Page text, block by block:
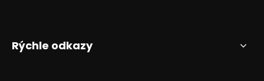
Rýchle odkazy